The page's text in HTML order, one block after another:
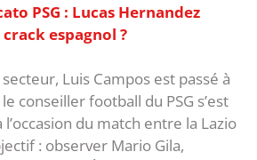
PSG : Lucas Hernandez
espagnol ?
Luis Campos est passé à
conseiller football du PSG s’est
l’occasion du match entre la Lazio
: observer Mario Gila,